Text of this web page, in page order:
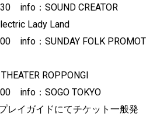
info：SOUND CREATOR
Lady Land
info：SUNDAY FOLK PROMOT
ROPPONGI
info：SOGO TOKYO
レイガイドにてチケット一般発